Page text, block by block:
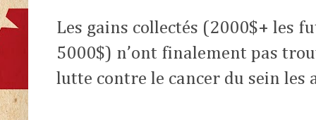
Les gains collectés (2000$+ les
5000$) n’ont finalement pas
lutte contre le cancer du sein les